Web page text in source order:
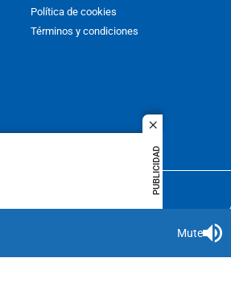
close
PUBLICIDAD
Política de cookies
Términos y condiciones
a cualquier idioma
All rights
Mute